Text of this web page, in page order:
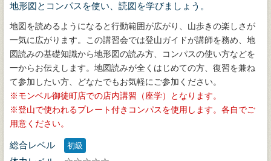
地形図とコンパスを使い、読図を学びましょう。
地図を読めるようになると行動範囲が広がり、山歩きの楽しさが
一気に広がります。この講習会では登山ガイドが講師を務め、地
図読みの基礎知識から地形図の読み方、コンパスの使い方などを
一からお伝えします。地図読みが全くはじめての方、復習を兼ね
て参加したい方、どなたでもお気軽にご参加ください。
モンベル御徒町店での店内講習（座学）となります。
登山で使われるプレート付きコンパスを使用します。各自でご
用意ください。
総合レベル 初級